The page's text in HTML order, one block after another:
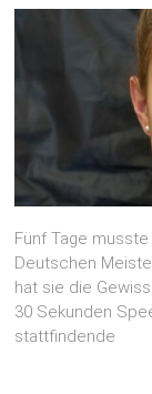
Fünf Tage
Deutschen
hat sie die
30 Sekunden
stattfindende